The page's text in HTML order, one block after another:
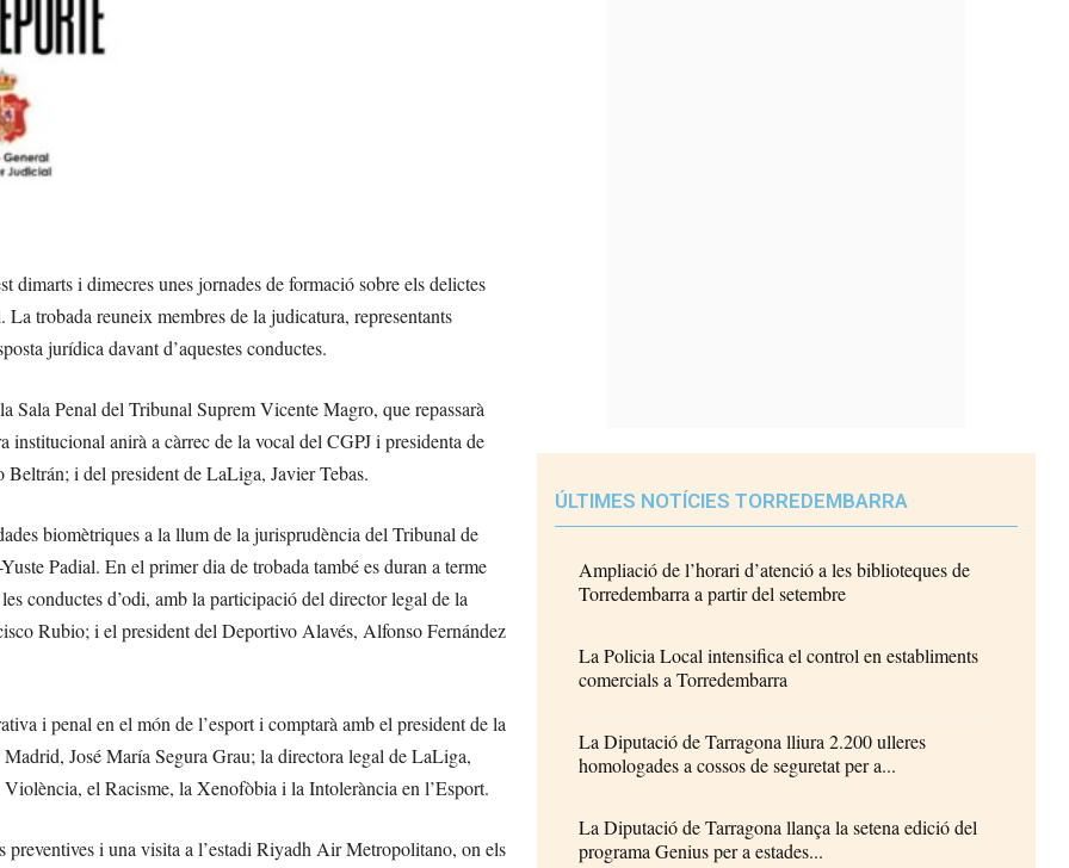
i dimecres unes jornades de formació sobre els delictes
trobada reuneix membres de la judicatura, representants
jurídica davant d’aquestes conductes.
Sala Penal del Tribunal Suprem Vicente Magro, que repassarà
institucional anirà a càrrec de la vocal del CGPJ i presidenta de
i del president de LaLiga, Javier Tebas.
biomètriques a la llum de la jurisprudència del Tribunal de
Padial. En el primer dia de trobada també es duran a terme
conductes d’odi, amb la participació del director legal de la
Rubio; i el president del Deportivo Alavés, Alfonso Fernández
i penal en el món de l’esport i comptarà amb el president de la
José María Segura Grau; la directora legal de LaLiga,
el Racisme, la Xenofòbia i la Intolerància en l’Esport.
i una visita a l’estadi Riyadh Air Metropolitano, on els
ÚLTIMES NOTÍCIES TORREDEMBARRA
Ampliació de l’horari d’atenció a les biblioteques de
Torredembarra a partir del setembre
La Policia Local intensifica el control en establiments
comercials a Torredembarra
La Diputació de Tarragona lliura 2.200 ulleres
homologades a cossos de seguretat per a...
La Diputació de Tarragona llança la setena edició del
programa Genius per a estades...